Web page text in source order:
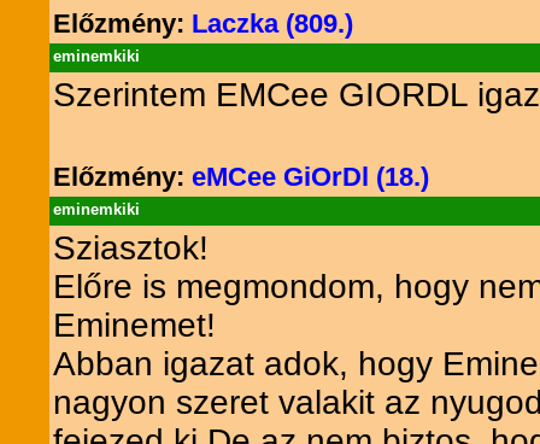
Előzmény: Laczka (809.)
eminemkiki
Szerintem EMCee GIORDL
Előzmény: eMCee GiOrDl (18.)
eminemkiki
Sziasztok!
Előre is megmondom, hogy
Eminemet!
Abban igazat adok, hogy
nagyon szeret valakit az